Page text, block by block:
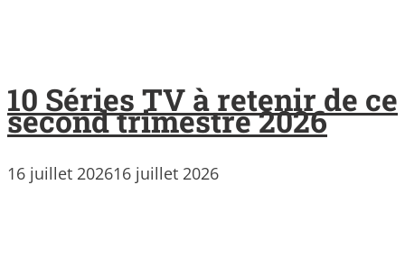
10 Séries TV à retenir de ce
second trimestre 2026
16 juillet 202616 juillet 2026